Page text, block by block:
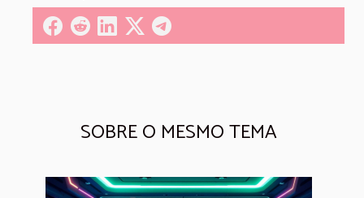
SOBRE O MESMO TEMA